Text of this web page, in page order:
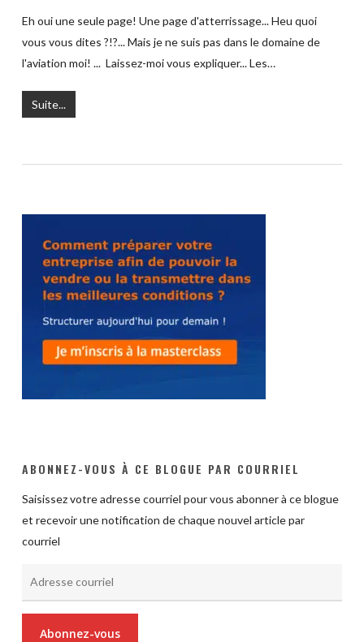
Eh oui une seule page! Une page d'atterrissage... Heu quoi
vous vous dites ?!?... Mais je ne suis pas dans le domaine de
l'aviation moi! ... Laissez-moi vous expliquer... Les…
Suite...
ABONNEZ-VOUS À CE BLOGUE PAR COURRIEL
Saisissez votre adresse courriel pour vous abonner à ce blogue
et recevoir une notification de chaque nouvel article par
courriel
Abonnez-vous